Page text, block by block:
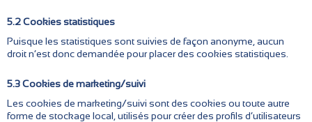
5.2 Cookies statistiques
Puisque les statistiques sont suivies de façon anonyme, aucun
droit n’est donc demandée pour placer des cookies statistiques.
5.3 Cookies de marketing/suivi
Les cookies de marketing/suivi sont des cookies ou toute autre
forme de stockage local, utilisés pour créer des profils d’utilisateurs